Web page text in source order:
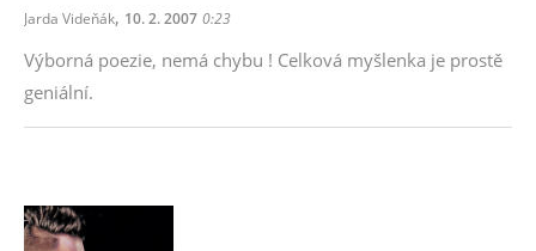
Jarda Videňák, 10. 2. 2007 0:23
Výborná poezie, nemá chybu ! Celková myšlenka je prostě
geniální.